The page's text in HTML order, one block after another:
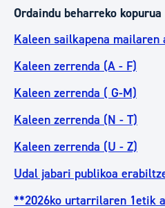
Ordaindu beharreko kopurua
Kaleen sailkapena mailaren
Kaleen zerrenda (A - F)
Kaleen zerrenda ( G-M)
Kaleen zerrenda (N - T)
Kaleen zerrenda (U - Z)
Udal jabari publikoa
**2026ko urtarrilaren 1etik